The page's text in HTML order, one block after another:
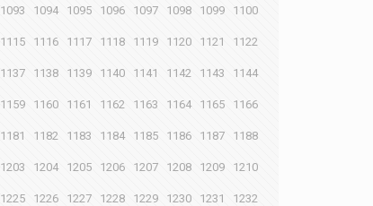
1093 1094 1095 1096 1097 1098 1099 1100
1115 1116 1117 1118 1119 1120 1121 1122
1137 1138 1139 1140 1141 1142 1143 1144
1159 1160 1161 1162 1163 1164 1165 1166
1181 1182 1183 1184 1185 1186 1187 1188
1203 1204 1205 1206 1207 1208 1209 1210
1225 1226 1227 1228 1229 1230 1231 1232